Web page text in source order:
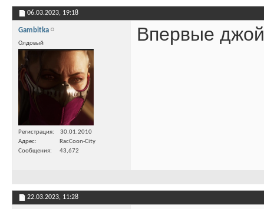
06.03.2023, 19:18
Gambitka
Олдовый
Регистрация
30.01.2010
Адрес
RacCoon-City
Сообщения
43,672
Впервые
22.03.2023, 11:28